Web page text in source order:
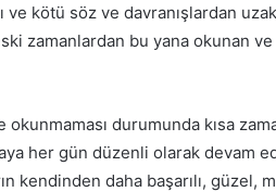
kötü söz ve davranışlardan
zamanlardan bu yana okunan
durumunda kısa
her gün düzenli olarak devam
kendinden daha başarılı,